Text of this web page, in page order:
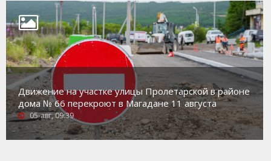
Движение на участке улицы Пролетарской в районе
дома № 66 перекроют в Магадане 11 августа
05-авг, 09:39